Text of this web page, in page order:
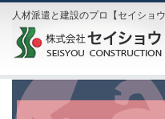
人材派遣と建設のプロ【セイショ